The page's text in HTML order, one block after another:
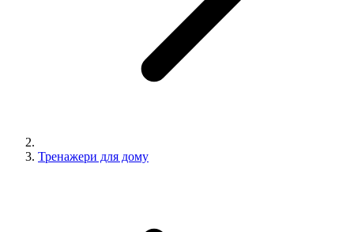
Тренажери для дому